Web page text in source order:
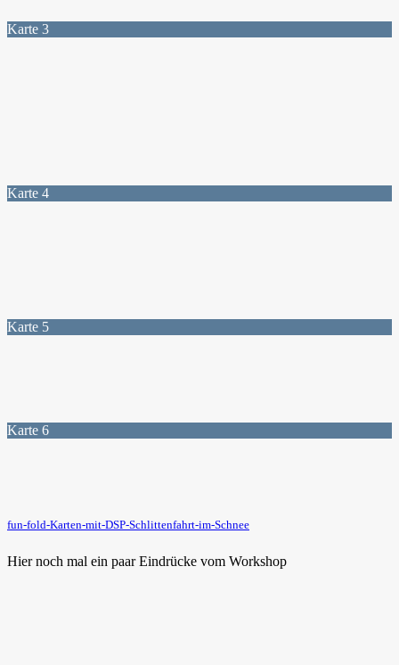
Karte 3
Karte 4
Karte 5
Karte 6
fun-fold-Karten-mit-DSP-Schlittenfahrt-im-Schnee
Hier noch mal ein paar Eindrücke vom Workshop